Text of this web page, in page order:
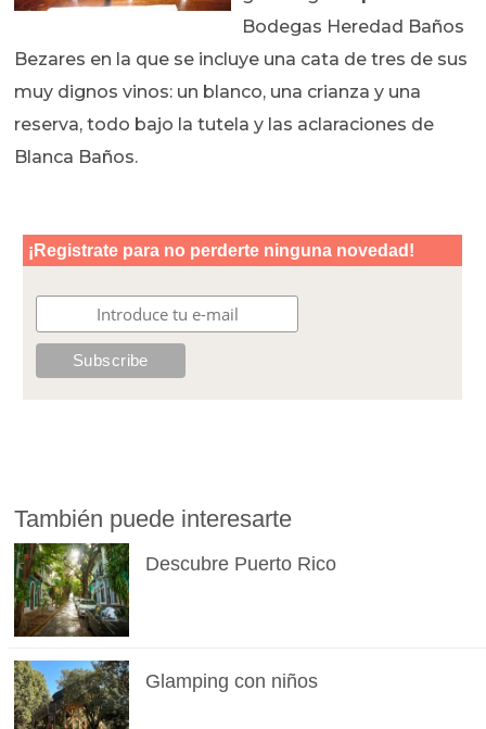
Bodegas Heredad Baños
Bezares en la que se incluye una cata de tres de sus
muy dignos vinos: un blanco, una crianza y una
reserva, todo bajo la tutela y las aclaraciones de
Blanca Baños.
También puede interesarte
Descubre Puerto Rico
Glamping con niños